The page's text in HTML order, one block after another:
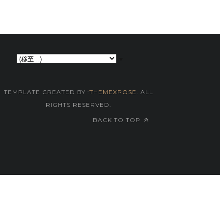
TEMPLATE CREATED BY :THEMEXPOSE
. ALL
RIGHTS RESERVED.
BACK TO TOP